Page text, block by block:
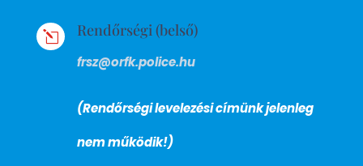
l Rendőrségi (belső)
frsz@orfk.police.hu
(Rendőrségi levelezési címünk jelenleg
nem működik!)